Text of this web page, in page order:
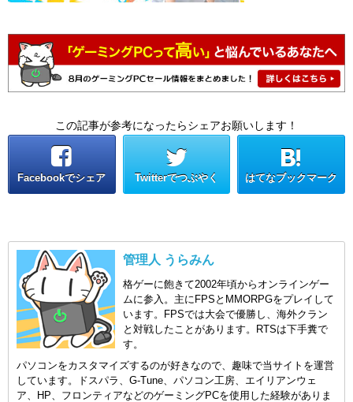
この記事が参考になったらシェアお願いします！
Facebookでシェア Twitterでつぶやく はてなブックマーク
管理人 うらみん
格ゲーに飽きて2002年頃からオンラインゲー
ムに参入。主にFPSとMMORPGをプレイして
います。FPSでは大会で優勝し、海外クラン
と対戦したことがあります。RTSは下手糞で
す。
パソコンをカスタマイズするのが好きなので、趣味で当サイトを運営
しています。ドスパラ、G-Tune、パソコン工房、エイリアンウェ
ア、HP、フロンティアなどのゲーミングPCを使用した経験がありま